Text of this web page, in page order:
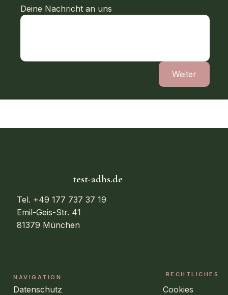
Deine Nachricht an uns
Weiter
test-adhs.de
Tel. +49 177 737 37 19
Emil-Geis-Str. 41
81379 München
NAVIGATION RECHTLICHES
Datenschutz
Cookies